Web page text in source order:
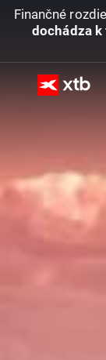
Finančné
dochádza